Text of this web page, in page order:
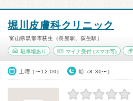
堀川皮膚科クリニック
富山県黒部市荻生（長屋駅、荻生駅）
駐車場あり マイナ受付(スマホ可)
土曜（〜12:00） 朝（8:30〜）